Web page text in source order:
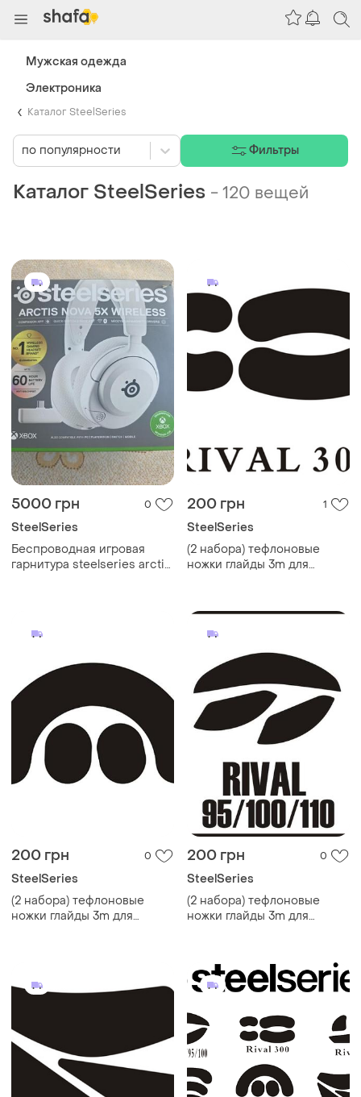
Каталог SteelSeries
Каталог SteelSeries -120 вещей
5000 грн 0
SteelSeries
Беспроводная игровая
гарнитура steelseries arctis
цвет
200 грн 1
SteelSeries
(2 набора) тефлоновые
ножки глайды 3m для
200 грн 0
SteelSeries
(2 набора) тефлоновые
ножки глайды 3m для
200 грн 0
SteelSeries
(2 набора) тефлоновые
ножки глайды 3m для
по популярности Фильтры
Мужская одежда
Электроника